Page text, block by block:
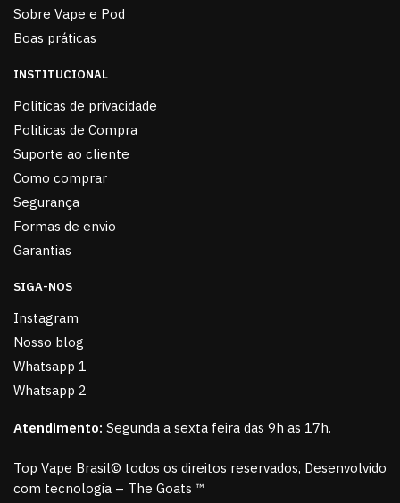
Sobre Vape e Pod
Boas práticas
INSTITUCIONAL
Politicas de privacidade
Politicas de Compra
Suporte ao cliente
Como comprar
Segurança
Formas de envio
Garantias
SIGA-NOS
Instagram
Nosso blog
Whatsapp 1
Whatsapp 2
Atendimento: Segunda a sexta feira das 9h as 17h.
Top Vape Brasil© todos os direitos reservados, Desenvolvido
com tecnologia – The Goats ™